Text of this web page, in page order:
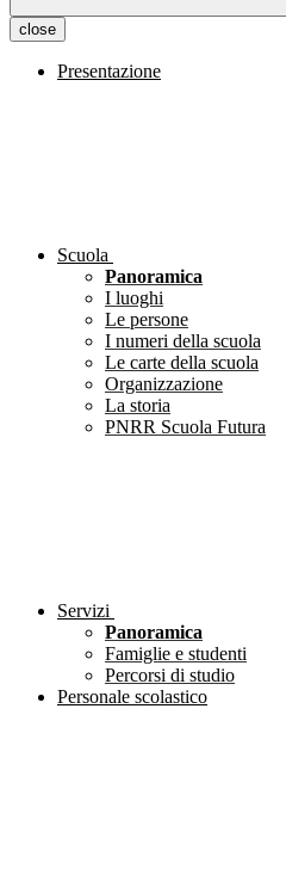
close
Presentazione
Scuola
Panoramica
I luoghi
Le persone
I numeri della scuola
Le carte della scuola
Organizzazione
La storia
PNRR Scuola Futura
Servizi
Panoramica
Famiglie e studenti
Percorsi di studio
Personale scolastico